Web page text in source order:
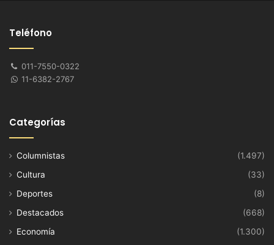
Teléfono
011-7550-0322
11-6382-2767
Categorías
Columnistas
(1.497)
Cultura
(33)
Deportes
(8)
Destacados
(668)
Economía
(1.300)